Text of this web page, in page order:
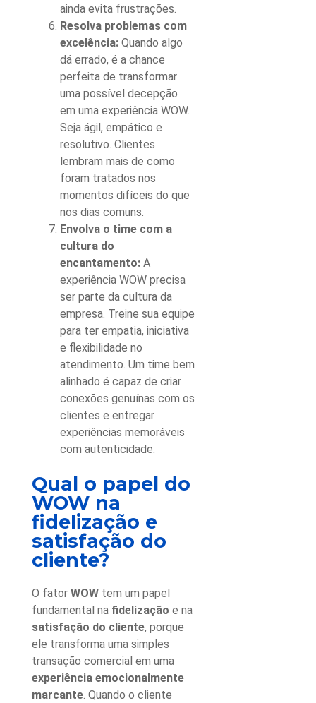
ainda evita frustrações.
Resolva problemas com
excelência: Quando algo
dá errado, é a chance
perfeita de transformar
uma possível decepção
em uma experiência WOW.
Seja ágil, empático e
resolutivo. Clientes
lembram mais de como
foram tratados nos
momentos difíceis do que
nos dias comuns.
Envolva o time com a
cultura do
encantamento: A
experiência WOW precisa
ser parte da cultura da
empresa. Treine sua equipe
para ter empatia, iniciativa
e flexibilidade no
atendimento. Um time bem
alinhado é capaz de criar
conexões genuínas com os
clientes e entregar
experiências memoráveis
com autenticidade.
Qual o papel do
WOW na
fidelização e
satisfação do
cliente?
O fator WOW tem um papel
fundamental na fidelização e na
satisfação do cliente, porque
ele transforma uma simples
transação comercial em uma
experiência emocionalmente
marcante. Quando o cliente